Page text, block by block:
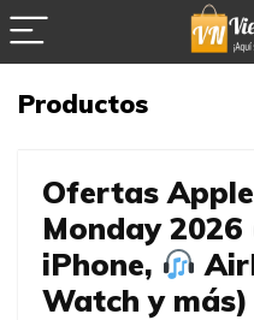
Productos
Ofertas
Monday
iPhone,
Watch y más)